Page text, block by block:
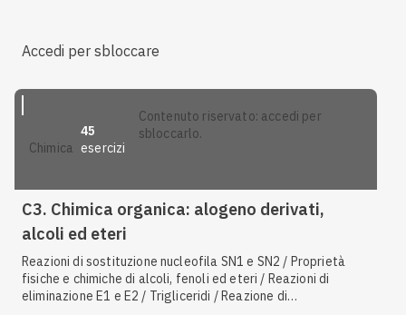
Accedi per sbloccare
chimica
45
esercizi
contenuto riservato: accedi per
sbloccarlo.
C3. Chimica organica: alogeno derivati,
alcoli ed eteri
Reazioni di sostituzione nucleofila SN1 e SN2 / Proprietà
fisiche e chimiche di alcoli, fenoli ed eteri / Reazioni di
eliminazione E1 e E2 / Trigliceridi / Reazione di